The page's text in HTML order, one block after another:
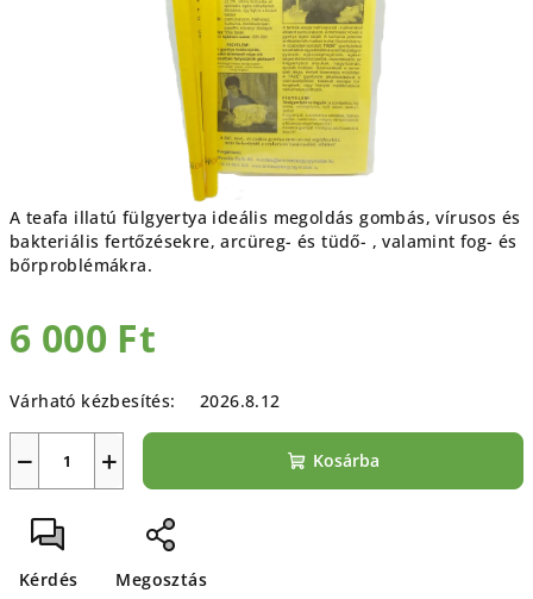
A teafa illatú fülgyertya ideális megoldás gombás, vírusos és
bakteriális fertőzésekre, arcüreg- és tüdő- , valamint fog- és
bőrproblémákra.
6 000 Ft
Várható kézbesítés:
2026.8.12
+
− Kosárba
Kérdés Megosztás